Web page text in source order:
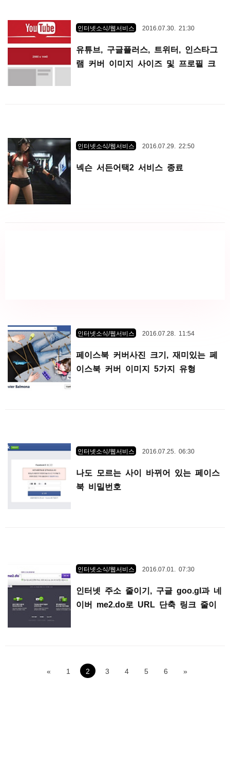
인터넷소식/웹서비스 2016.07.30. 21:30
유튜브, 구글플러스, 트위터, 인스타그
램 커버 이미지 사이즈 및 프로필 크
인터넷소식/웹서비스 2016.07.29. 22:50
넥슨 서든어택2 서비스 종료
인터넷소식/웹서비스 2016.07.28. 11:54
페이스북 커버사진 크기, 재미있는 페
이스북 커버 이미지 5가지 유형
인터넷소식/웹서비스 2016.07.25. 06:30
나도 모르는 사이 바뀌어 있는 페이스
북 비밀번호
인터넷소식/웹서비스 2016.07.01. 07:30
인터넷 주소 줄이기, 구글 goo.gl과 네
이버 me2.do로 URL 단축 링크 줄이
« 1 2 3 4 5 6 »